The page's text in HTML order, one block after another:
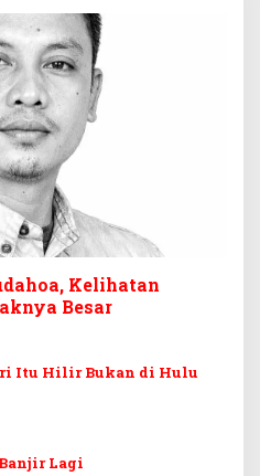
Kelihatan
Besar
Itu Hilir Bukan di Hulu
Lagi